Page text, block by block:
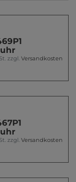
zzgl. Versandkosten
zzgl. Versandkosten